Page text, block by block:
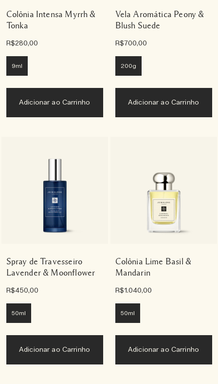
Colônia Intensa Myrrh &
Tonka
R$280,00
9ml
Adicionar ao Carrinho
Vela Aromática Peony &
Blush Suede
R$700,00
200g
Adicionar ao Carrinho
Spray de Travesseiro
Lavender & Moonflower
R$450,00
50ml
Adicionar ao Carrinho
Colônia Lime Basil &
Mandarin
R$1.040,00
50ml
Adicionar ao Carrinho